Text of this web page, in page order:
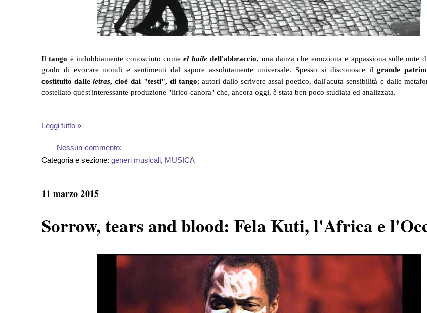
Iltango è indubbiamente conosciuto comeel bailedell'abbraccio, una danza che emoziona e appassiona sulle note
grado di evocare mondi e sentimenti dal sapore assolutamente universale. Spesso si disconosce ilgrande
costituito dalleletras, cioè dai "testi", di tango; autori dallo scrivere assai poetico, dall'acuta sensibilità e dalle
costellato quest'interessante produzione "lirico-canora" che, ancora oggi, è stata ben poco studiata ed analizzata.
Leggi tutto »
Nessun commento:
Categoria e sezione: generi musicali, MUSICA
11 marzo 2015
Sorrow, tears and blood: Fela Kuti, l'Africa e